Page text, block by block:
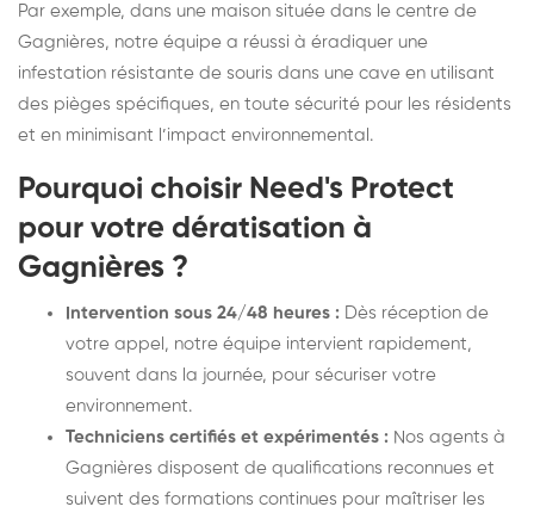
Par exemple, dans une maison située dans le centre de
Gagnières, notre équipe a réussi à éradiquer une
infestation résistante de souris dans une cave en utilisant
des pièges spécifiques, en toute sécurité pour les résidents
et en minimisant l’impact environnemental.
Pourquoi choisir Need's Protect
pour votre dératisation à
Gagnières ?
Intervention sous 24/48 heures : Dès réception de
votre appel, notre équipe intervient rapidement,
souvent dans la journée, pour sécuriser votre
environnement.
Techniciens certifiés et expérimentés : Nos agents à
Gagnières disposent de qualifications reconnues et
suivent des formations continues pour maîtriser les